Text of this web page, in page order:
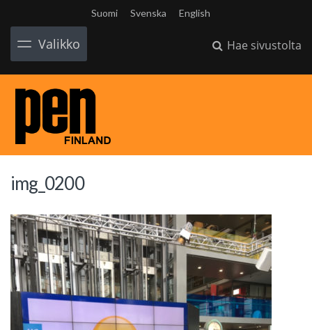
Suomi Svenska English
Valikko Hae sivustolta
img_0200